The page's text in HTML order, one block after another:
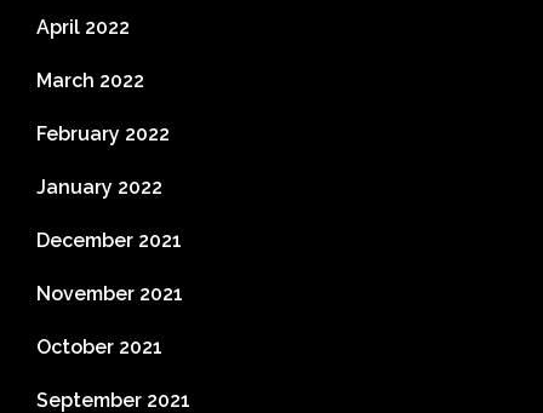
April 2022
March 2022
February 2022
January 2022
December 2021
November 2021
October 2021
September 2021